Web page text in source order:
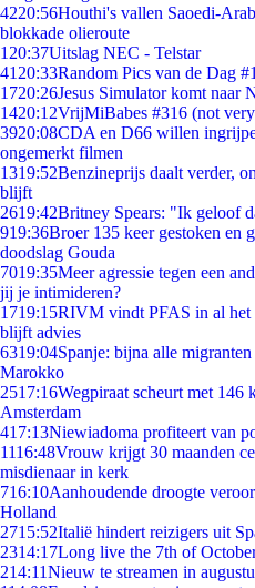
4220:56Houthi's vallen Saoedi-
blokkade olieroute
1 20:37Uitslag NEC - Telstar
41 20:33Random Pics van de Dag
1720:26Jesus Simulator komt naar
1420:12VrijMiBabes #316 (not
3920:08CDA en D66 willen
ongemerkt filmen
1319:52Benzineprijs daalt verder,
blijft
2619:42Britney Spears: "Ik geloof
919:36Broer 135 keer gestoken en
doodslag Gouda
7019:35Meer agressie tegen een
jij je intimideren?
1719:15RIVM vindt PFAS in al het
blijft advies
6319:04Spanje: bijna alle
Marokko
2517:16Wegpiraat scheurt met 146
Amsterdam
417:13Niewiadoma profiteert van
1116:48Vrouw krijgt 30 maanden
misdienaar in kerk
716:10Aanhoudende droogte
Holland
2715:52Italië hindert reizigers uit
2314:17Long live the 7th of
214:11Nieuw te streamen in